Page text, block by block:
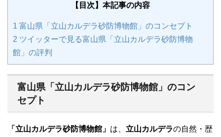
【目次】本記事の内容
1 富山県「立山カルデラ砂防博物館」のコンセプト
2 ツイッターで見る富山県「立山カルデラ砂防博物
館」の評判
富山県「立山カルデラ砂防博物館」のコン
セプト
「立山カルデラ砂防博物館」 は、 立山カルデラの自然・歴